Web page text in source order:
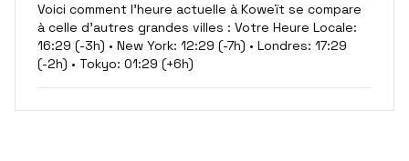
Voici comment l'heure actuelle à Koweït se compare
à celle d'autres grandes villes : Votre Heure Locale:
16:29 (-3h) • New York: 12:29 (-7h) • Londres: 17:29
(-2h) • Tokyo: 01:29 (+6h)